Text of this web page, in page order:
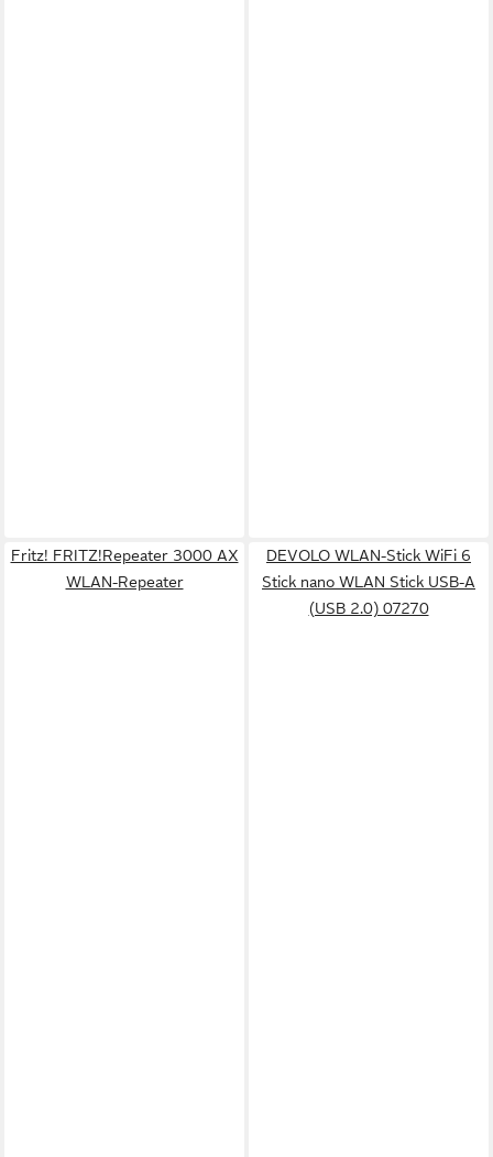
Fritz! FRITZ!Repeater 3000 AX
WLAN-Repeater
DEVOLO WLAN-Stick WiFi 6
Stick nano WLAN Stick USB-A
(USB 2.0) 07270